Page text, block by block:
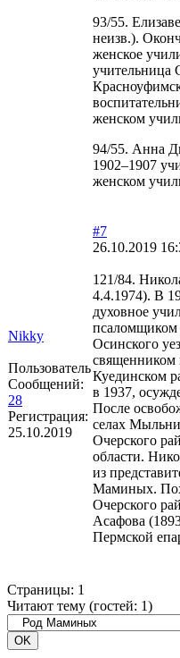
93/55.
неизв.).
женское
учительница
женском
94/55. Анна
1902–1907
женском
Nikky
Пользователь
Сообщений:
28
Регистрация:
25.10.2019
#7
26.10.2019
121/84.
4.4.1974). В
духовное
псаломщиком
Осинского
священником
Куединском
в 1937,
После
селах
Очерского
области.
из
Маминых.
Очерского
Асафова
Пермской
Страницы: 1
Читают тему (гостей: 1)